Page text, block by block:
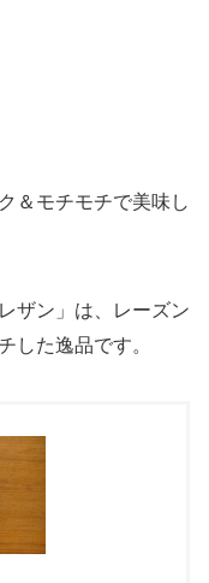
＆モチモチで美味し
ザン」は、レーズン
した逸品です。